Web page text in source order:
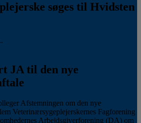
søges til Hvidsten
JA til den nye
Afstemningen om den nye
Veterinærsygeplejerskernes Fagforening
Arbejdsgiverforening (DA) om